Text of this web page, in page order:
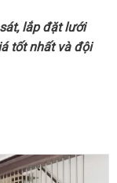
lắp đặt lưới
tốt nhất và đội